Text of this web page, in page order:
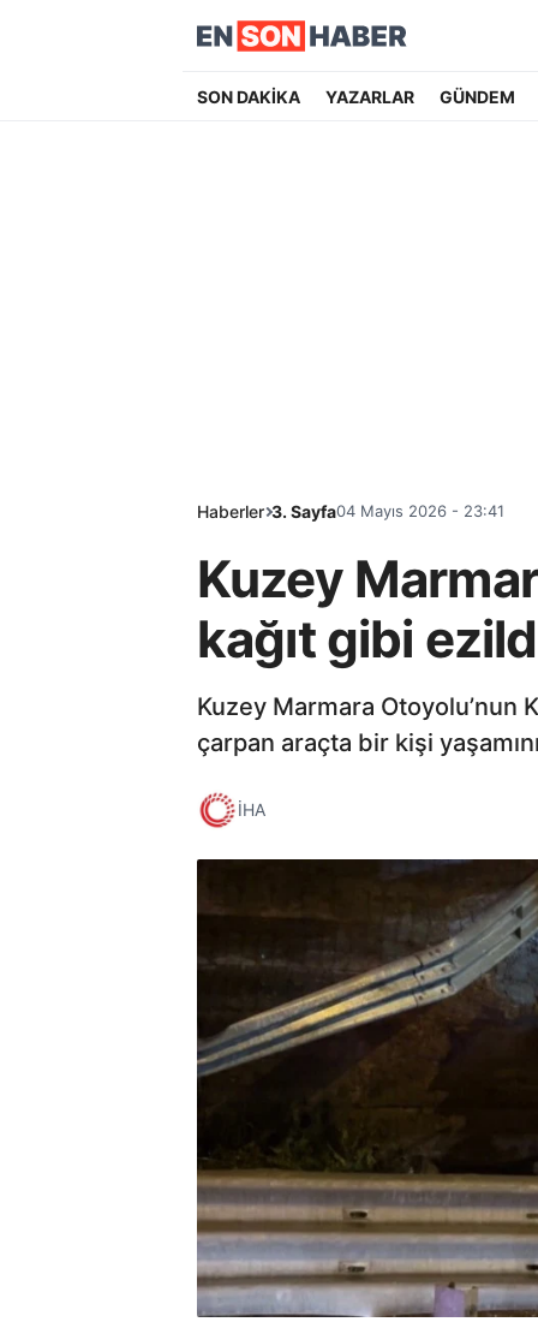
SON DAKİKA YAZARLAR GÜNDEM
Haberler 3. Sayfa04 Mayıs 2026 - 23:41
Kuzey
kağıt gibi
Kuzey Marmara
çarpan araçta bir kişi
İHA